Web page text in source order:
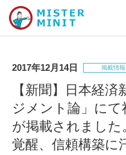
ミスターミニットについて
修理サービス・料金
スーツケース修理
2017年12月14日 掲載情報
【新聞】日本経
ジメント論」に
が掲載されまし
覚醒、信頼構築に